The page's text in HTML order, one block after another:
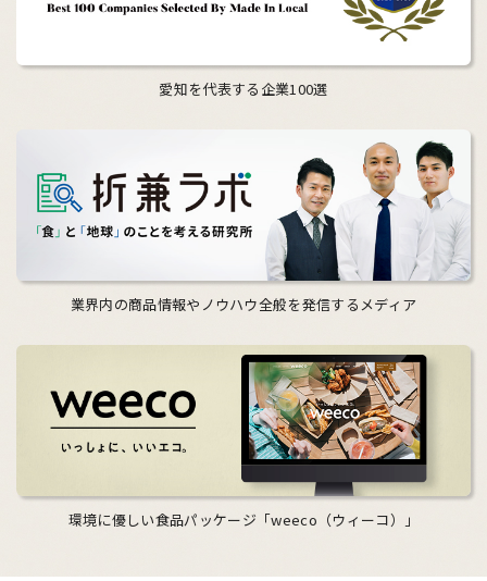
愛知を代表する企業100選
業界内の商品情報やノウハウ全般を発信するメディア
環境に優しい食品パッケージ「weeco（ウィーコ）」